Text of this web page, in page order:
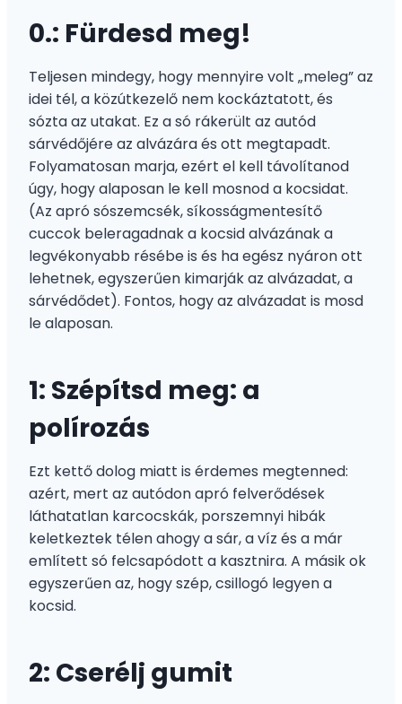
0.: Fürdesd meg!
Teljesen mindegy, hogy mennyire volt „meleg” az
idei tél, a közútkezelő nem kockáztatott, és
sózta az utakat. Ez a só rákerült az autód
sárvédőjére az alvázára és ott megtapadt.
Folyamatosan marja, ezért el kell távolítanod
úgy, hogy alaposan le kell mosnod a kocsidat.
(Az apró sószemcsék, síkosságmentesítő
cuccok beleragadnak a kocsid alvázának a
legvékonyabb résébe is és ha egész nyáron ott
lehetnek, egyszerűen kimarják az alvázadat, a
sárvédődet). Fontos, hogy az alvázadat is mosd
le alaposan.
1: Szépítsd meg: a
polírozás
Ezt kettő dolog miatt is érdemes megtenned:
azért, mert az autódon apró felverődések
láthatatlan karcocskák, porszemnyi hibák
keletkeztek télen ahogy a sár, a víz és a már
említett só felcsapódott a kasztnira. A másik ok
egyszerűen az, hogy szép, csillogó legyen a
kocsid.
2: Cserélj gumit